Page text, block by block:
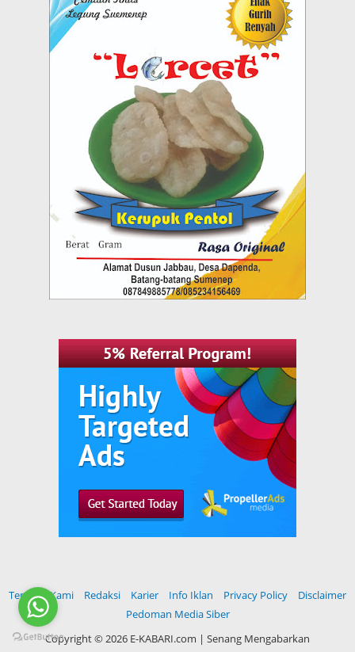
Tentang Kami Redaksi Karier Info Iklan Privacy Policy
Disclaimer
Pedoman Media Siber
Copyright ©2026 E-KABARI.com | Senang Mengabarkan